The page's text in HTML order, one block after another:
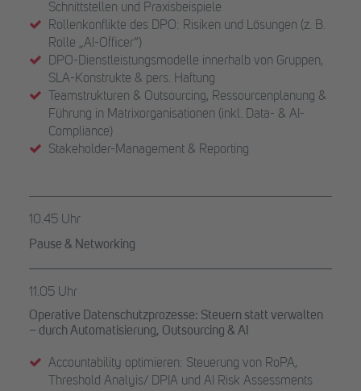
Schnittstellen und Praxisbeispiele
Rollenkonflikte des DPO: Risiken und Lösungen (z. B.
Rolle „AI-Officer“)
DPO-Dienstleistungsmodelle innerhalb von Gruppen,
SLA-Konstrukte & pers. Haftung
Teamstrukturen & Outsourcing, Ressourcenplanung &
Führung in Matrixorganisationen (inkl. Data- & AI-
Compliance)
Stakeholder-Management & Reporting
10.45 Uhr
Pause & Networking
11.05 Uhr
Operative Datenschutzprozesse: Steuern statt verwalten
– durch Automatisierung, Outsourcing & AI
Accountability optimieren: Steuerung von RoPA,
Threshold Analyis/ DPIA und AI Risk Assessments